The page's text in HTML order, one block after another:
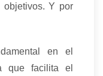
objetivos. Y por
en el
que facilita el